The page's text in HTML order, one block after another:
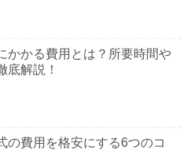
かかる費用とは？所要時間や
底解説！
の費用を格安にする6つのコ